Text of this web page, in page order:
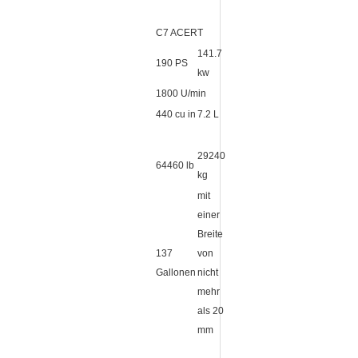
C7 ACERT
190 PS
141.7
kw
1800 U/min
440 cu in 7.2 L
64460 lb
29240
kg
137
Gallonen
mit
einer
Breite
von
nicht
mehr
als 20
mm